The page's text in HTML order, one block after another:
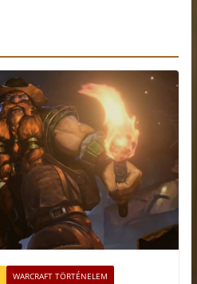
WARCRAFT TÖRTÉNELEM